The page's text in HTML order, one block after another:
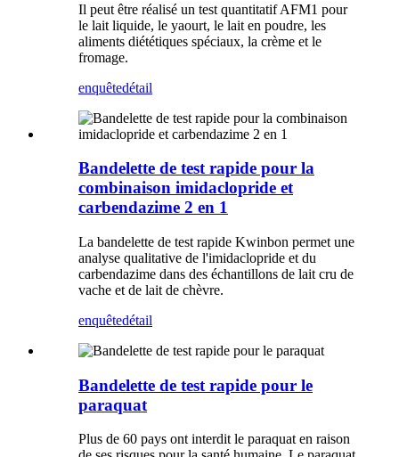
Il peut être réalisé un test quantitatif AFM1 pour
le lait liquide, le yaourt, le lait en poudre, les
aliments diététiques spéciaux, la crème et le
fromage.
enquêtedétail
Bandelette de test rapide pour la
combinaison imidaclopride et
carbendazime 2 en 1
La bandelette de test rapide Kwinbon permet une
analyse qualitative de l'imidaclopride et du
carbendazime dans des échantillons de lait cru de
vache et de lait de chèvre.
enquêtedétail
Bandelette de test rapide pour le
paraquat
Plus de 60 pays ont interdit le paraquat en raison